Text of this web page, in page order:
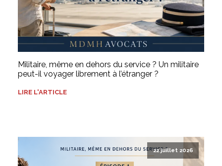
Militaire, même en dehors du service ? Un militaire
peut-il voyager librement à l’étranger ?
LIRE L'ARTICLE
22 juillet 2026